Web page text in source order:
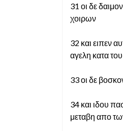
31 οι δε
χοιρων
32 και ειπεν
αγελη κατα
33 οι δε
34 και ιδου
μεταβη απο